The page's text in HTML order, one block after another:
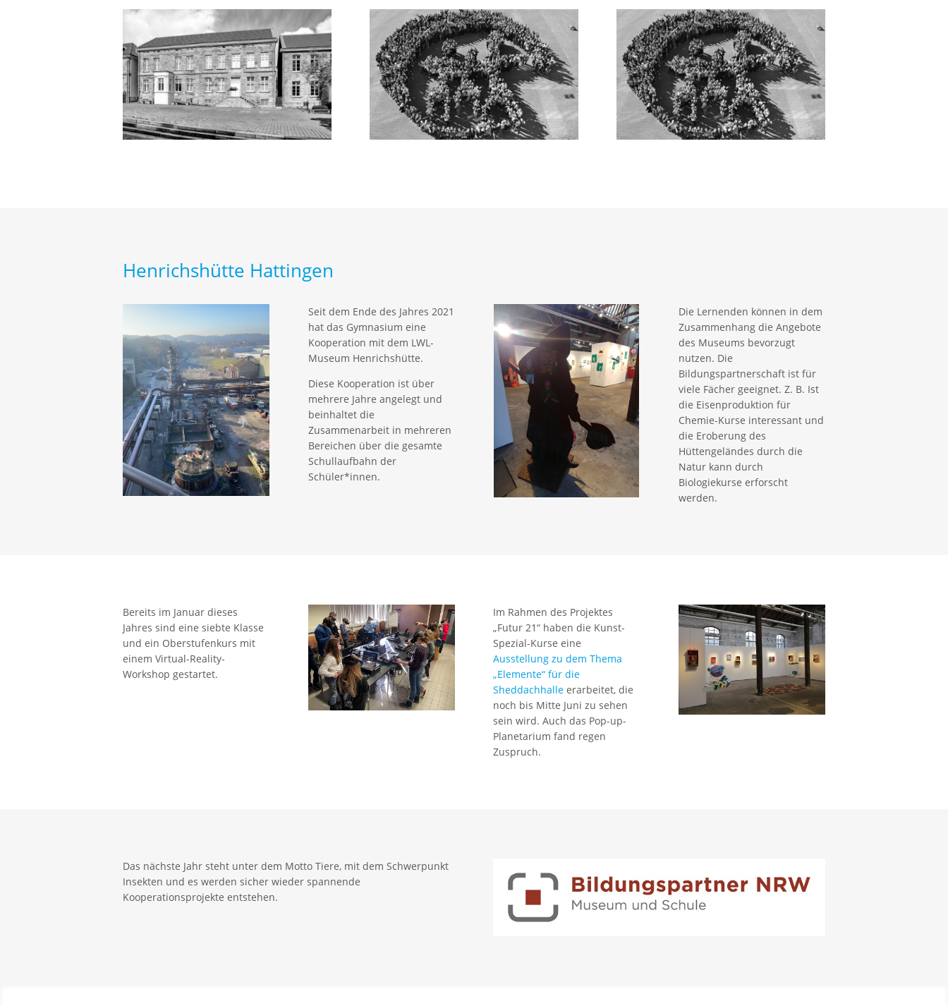
Henrichshütte Hattingen
Seit dem Ende des Jahres 2021
hat das Gymnasium eine
Kooperation mit dem LWL-
Museum Henrichshütte.
Diese Kooperation ist über
mehrere Jahre angelegt und
beinhaltet die
Zusammenarbeit in mehreren
Bereichen über die gesamte
Schullaufbahn der
Schüler*innen.
Die Lernenden können in dem
Zusammenhang die Angebote
des Museums bevorzugt
nutzen. Die
Bildungspartnerschaft ist für
viele Fächer geeignet. Z. B. Ist
die Eisenproduktion für
Chemie-Kurse interessant und
die Eroberung des
Hüttengeländes durch die
Natur kann durch
Biologiekurse erforscht
werden.
Bereits im Januar dieses
Jahres sind eine siebte Klasse
und ein Oberstufenkurs mit
einem Virtual-Reality-
Workshop gestartet.
Im Rahmen des Projektes
„Futur 21“ haben die Kunst-
Spezial-Kurse eine
Ausstellung zu dem Thema
„Elemente“ für die
Sheddachhalle erarbeitet, die
noch bis Mitte Juni zu sehen
sein wird. Auch das Pop-up-
Planetarium fand regen
Zuspruch.
Das nächste Jahr steht unter dem Motto Tiere, mit dem Schwerpunkt
Insekten und es werden sicher wieder spannende
Kooperationsprojekte entstehen.